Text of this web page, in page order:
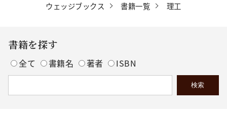
ウェッジブックス 書籍一覧 理工
書籍を探す
全て 書籍名 著者 ISBN